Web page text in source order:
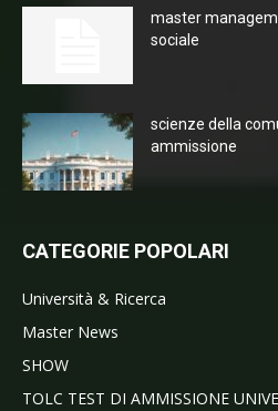
master
sociale
scienze della
ammissione
CATEGORIE POPOLARI
Università & Ricerca
Master News
SHOW
TOLC TEST DI AMMISSIONE